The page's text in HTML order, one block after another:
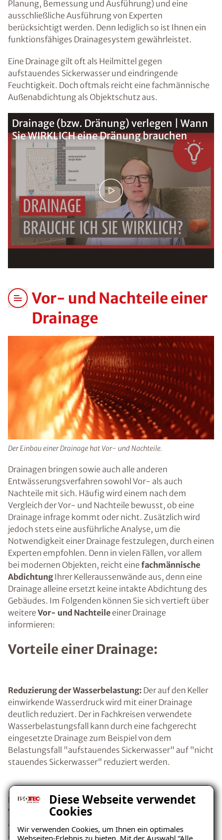
Diese Webseite verwendet
Cookies
Wir verwenden Cookies, um Ihnen ein optimales
Webseiten-Erlebnis zu bieten. Mit der Auswahl “Alle
Planung, Bemessung und Ausführung) und eine
ausschließliche Ausführung von Experten
berücksichtigt werden. Denn lediglich so ist Ihnen ein
funktionsfähiges Drainagesystem gewährleistet.
Eine Drainage gilt oft als Heilmittel gegen
aufstauendes Sickerwasser und eindringende
Feuchtigkeit. Doch oftmals reicht eine fachmännische
Außenabdichtung als Objektschutz aus.
Drainage (bzw. Dränung) verlegen | Wann
Sie WIRKLICH eine Dränung brauchen
Vor- und Nachteile einer
Drainage
Der Einbau einer Drainage hat Vor- und Nachteile.
Drainagen bringen sowie auch alle anderen
Entwässerungsverfahren sowohl Vor- als auch
Nachteile mit sich. Häufig wird einem nach dem
Vergleich der Vor- und Nachteile bewusst, ob eine
Drainage infrage kommt oder nicht. Zusätzlich wird
jedoch stets eine ausführliche Analyse, um die
Notwendigkeit einer Drainage festzulegen, durch einen
Experten empfohlen. Denn in vielen Fällen, vor allem
bei modernen Objekten, reicht eine fachmännische
Abdichtung Ihrer Kelleraussenwände aus, denn eine
Drainage alleine ersetzt keine intakte Abdichtung des
Gebäudes. Im Folgenden können Sie sich vertieft über
weitere Vor- und Nachteileeiner Drainage
informieren:
Vorteile einer Drainage:
Reduzierung der Wasserbelastung: Der auf den Keller
einwirkende Wasserdruck wird mit einer Drainage
deutlich reduziert. Der in Fachkreisen verwendete
Wasserbelastungsfall kann durch eine fachgerecht
eingesetzte Drainage zum Beispiel von dem
Belastungsfall "aufstauendes Sickerwasser" auf "nicht
stauendes Sickerwasser" reduziert werden.
Einfachere Abdichtung:Aufgrund der reduzierten
Wasserbelastung des Kellers sind die Anforderungen
an die Kellerabdichtung und die eingesetzten
Materialien deutlich geringer. So können die